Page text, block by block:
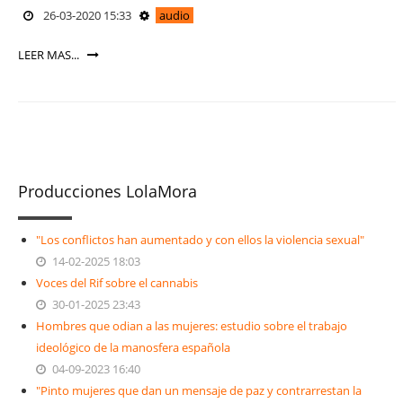
26-03-2020 15:33 audio
LEER MAS...
Producciones LolaMora
"Los conflictos han aumentado y con ellos la violencia sexual"
14-02-2025 18:03
Voces del Rif sobre el cannabis
30-01-2025 23:43
Hombres que odian a las mujeres: estudio sobre el trabajo
ideológico de la manosfera española
04-09-2023 16:40
"Pinto mujeres que dan un mensaje de paz y contrarrestan la